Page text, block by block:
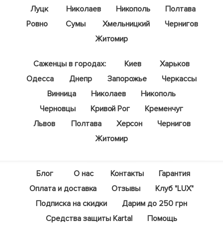
Луцк
Николаев Никополь
Полтава
Ровно
Сумы Хмельницкий
Чернигов
Житомир
Саженцы в городах: Киев
Харьков
Одесса
Днепр Запорожье
Черкассы
Винница
Николаев
Никополь
Черновцы
Кривой Рог
Кременчуг
Львов
Полтава Херсон
Чернигов
Житомир
Блог О нас Контакты
Гарантия
Оплата и доставка
Отзывы
Клуб "LUX"
Подписка на скидки
Дарим до 250 грн
Средства защиты Kartal
Помощь